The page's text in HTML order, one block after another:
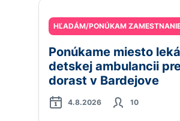
HĽADÁM/PONÚKAM
Ponúkame miesto
detskej ambulancii
dorast v Bardejove
4.8.2026 10